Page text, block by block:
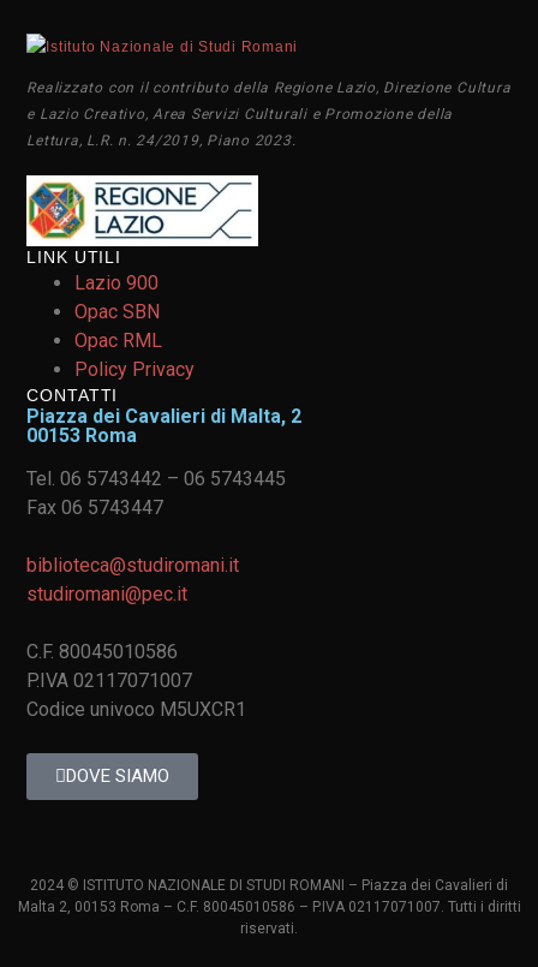
Realizzato con il contributo della Regione Lazio, Direzione Cultura
e Lazio Creativo, Area Servizi Culturali e Promozione della
Lettura, L.R. n. 24/2019, Piano 2023.
LINK UTILI
Lazio 900
Opac SBN
Opac RML
Policy Privacy
CONTATTI
Piazza dei Cavalieri di Malta, 2
00153 Roma
Tel. 06 5743442 – 06 5743445
Fax 06 5743447
biblioteca@studiromani.it
studiromani@pec.it
C.F. 80045010586
P.IVA 02117071007
Codice univoco M5UXCR1
DOVE SIAMO
2024 © ISTITUTO NAZIONALE DI STUDI ROMANI – Piazza dei Cavalieri di
Malta 2, 00153 Roma – C.F. 80045010586 – P.IVA 02117071007. Tutti i diritti
riservati.